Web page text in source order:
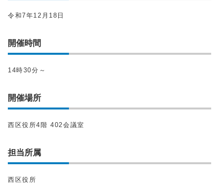
令和7年12月18日
開催時間
14時30分～
開催場所
西区役所4階 402会議室
担当所属
西区役所